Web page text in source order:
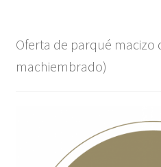
Oferta de parqué macizo
machiembrado)